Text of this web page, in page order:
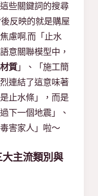
些關鍵詞的搜尋
反映的就是購屋
慮啊.而「止水
意關聯模型中，
質」、「施工簡
連結了這意味著
止水條」，而是
下一個地震」、
害家人」啦～
主流類別與